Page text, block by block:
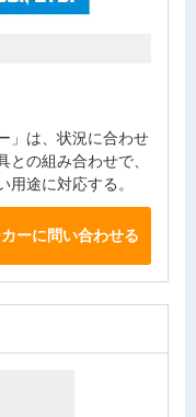
」は、状況に合わせ
との組み合わせで、
途に対応する。
ーに問い合わせる